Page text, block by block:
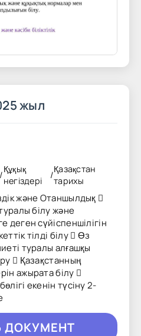
жыл
/
Құқық
негіздері
/
Қазақстан
тарихы
және Отаншылдық 
білу және
деген сүйіспеншілігін
тілді білу  Өз
туралы алғашқы
 Қазақстанның
ажырата білу 
екенін түсіну 2-
ДОКУМЕНТ